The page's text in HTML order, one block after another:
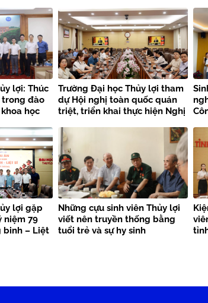
lợi: Thúc
trong đào
học
Trường Đại học Thủy lợi tham
dự Hội nghị toàn quốc quán
triệt, triển khai thực hiện Nghị
khóa XIV
lợi gặp
niệm 79
binh – Liệt
Những cựu sinh viên Thủy lợi
viết nên truyền thống bằng
tuổi trẻ và sự hy sinh